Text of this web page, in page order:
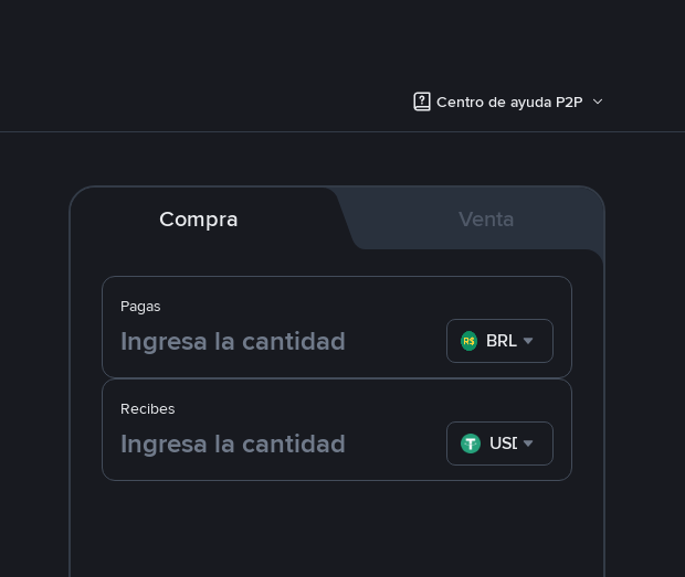
Centro de ayuda P2P
Compra Venta
Pagas
BRL
Recibes
USDT